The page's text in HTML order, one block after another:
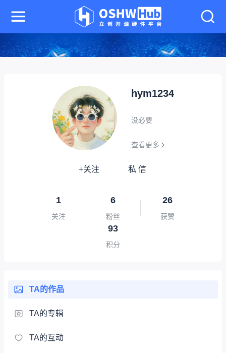
hym1234
没必要
查看更多
+关注 私 信
1
关注
6
粉丝
26
获赞
93
积分
TA的作品
TA的专辑
TA的互动